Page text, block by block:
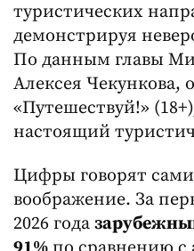
туристических
демонстрируя
По данным главы
Алексея Чекункова,
«Путешествуй!»
настоящий
Цифры говорят
воображение. За
2026 года